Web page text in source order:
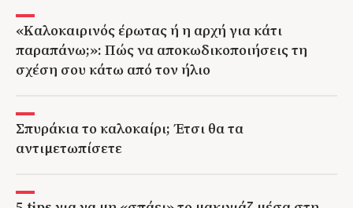
«Καλοκαιρινός έρωτας ή η αρχή για κάτι
παραπάνω;»: Πώς να αποκωδικοποιήσεις τη
σχέση σου κάτω από τον ήλιο
Σπυράκια το καλοκαίρι; Έτσι θα τα
αντιμετωπίσετε